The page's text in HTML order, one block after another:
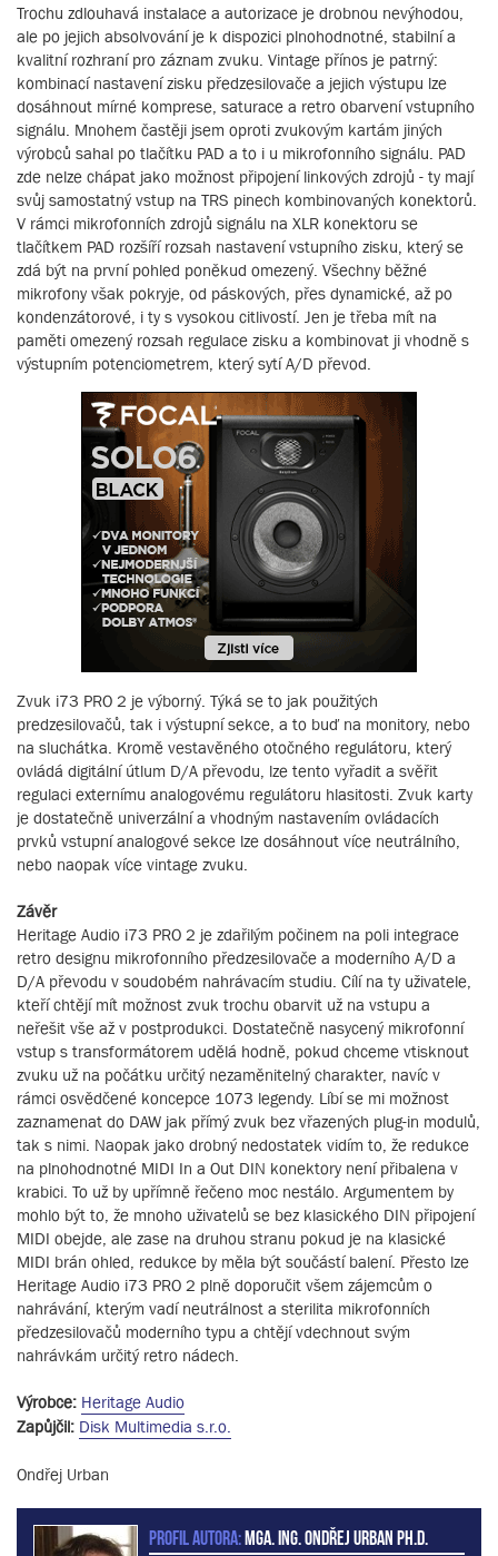
Trochu zdlouhavá instalace a autorizace je drobnou nevýhodou,
ale po jejich absolvování je k dispozici plnohodnotné, stabilní a
kvalitní rozhraní pro záznam zvuku. Vintage přínos je patrný:
kombinací nastavení zisku předzesilovače a jejich výstupu lze
dosáhnout mírné komprese, saturace a retro obarvení vstupního
signálu. Mnohem častěji jsem oproti zvukovým kartám jiných
výrobců sahal po tlačítku PAD a to i u mikrofonního signálu. PAD
zde nelze chápat jako možnost připojení linkových zdrojů - ty mají
svůj samostatný vstup na TRS pinech kombinovaných konektorů.
V rámci mikrofonních zdrojů signálu na XLR konektoru se
tlačítkem PAD rozšíří rozsah nastavení vstupního zisku, který se
zdá být na první pohled poněkud omezený. Všechny běžné
mikrofony však pokryje, od páskových, přes dynamické, až po
kondenzátorové, i ty s vysokou citlivostí. Jen je třeba mít na
paměti omezený rozsah regulace zisku a kombinovat ji vhodně s
výstupním potenciometrem, který sytí A/D převod.
Zvuk i73 PRO 2 je výborný. Týká se to jak použitých
predzesilovačů, tak i výstupní sekce, a to buď na monitory, nebo
na sluchátka. Kromě vestavěného otočného regulátoru, který
ovládá digitální útlum D/A převodu, lze tento vyřadit a svěřit
regulaci externímu analogovému regulátoru hlasitosti. Zvuk karty
je dostatečně univerzální a vhodným nastavením ovládacích
prvků vstupní analogové sekce lze dosáhnout více neutrálního,
nebo naopak více vintage zvuku.
Závěr
Heritage Audio i73 PRO 2 je zdařilým počinem na poli integrace
retro designu mikrofonního předzesilovače a moderního A/D a
D/A převodu v soudobém nahrávacím studiu. Cílí na ty uživatele,
kteří chtějí mít možnost zvuk trochu obarvit už na vstupu a
neřešit vše až v postprodukci. Dostatečně nasycený mikrofonní
vstup s transformátorem udělá hodně, pokud chceme vtisknout
zvuku už na počátku určitý nezaměnitelný charakter, navíc v
rámci osvědčené koncepce 1073 legendy. Líbí se mi možnost
zaznamenat do DAW jak přímý zvuk bez vřazených plug-in modulů,
tak s nimi. Naopak jako drobný nedostatek vidím to, že redukce
na plnohodnotné MIDI In a Out DIN konektory není přibalena v
krabici. To už by upřímně řečeno moc nestálo. Argumentem by
mohlo být to, že mnoho uživatelů se bez klasického DIN připojení
MIDI obejde, ale zase na druhou stranu pokud je na klasické
MIDI brán ohled, redukce by měla být součástí balení. Přesto lze
Heritage Audio i73 PRO 2 plně doporučit všem zájemcům o
nahrávání, kterým vadí neutrálnost a sterilita mikrofonních
předzesilovačů moderního typu a chtějí vdechnout svým
nahrávkám určitý retro nádech.
Výrobce: Heritage Audio
Zapůjčil: Disk Multimedia s.r.o.
Ondřej Urban
PROFIL AUTORA:MgA. Ing. Ondřej Urban Ph.D.